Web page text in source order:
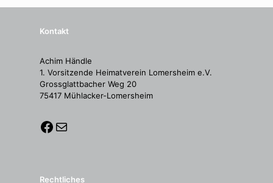
Kontakt
Achim Händle
1. Vorsitzende Heimatverein Lomersheim e.V.
Grossglattbacher Weg 20
75417 Mühlacker-Lomersheim
Rechtliches